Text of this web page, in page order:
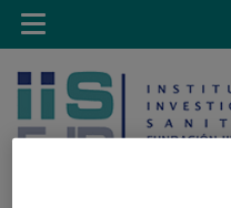
Saltar al contenido
Toggle
navigation